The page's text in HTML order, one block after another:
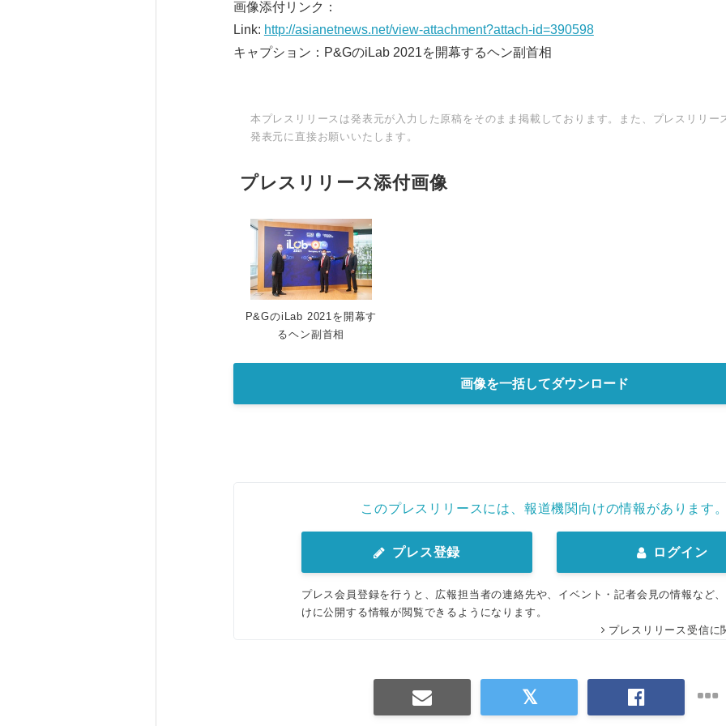
画像添付リンク：
Link: http://asianetnews.net/view-attachment?attach-id=390598
キャプション：P&GのiLab 2021を開幕するヘン副首相
本プレスリリースは発表元が入力した原稿をそのまま掲載しております。また、プレスリリー
発表元に直接お願いいたします。
プレスリリース添付画像
P&GのiLab 2021を開幕す
るヘン副首相
画像を一括してダウンロード
このプレスリリースには、報道機関向けの情報があります。
プレス登録 ログイン
プレス会員登録を行うと、広報担当者の連絡先や、イベント・記者会見の情報など
けに公開する情報が閲覧できるようになります。
プレスリリース受信に